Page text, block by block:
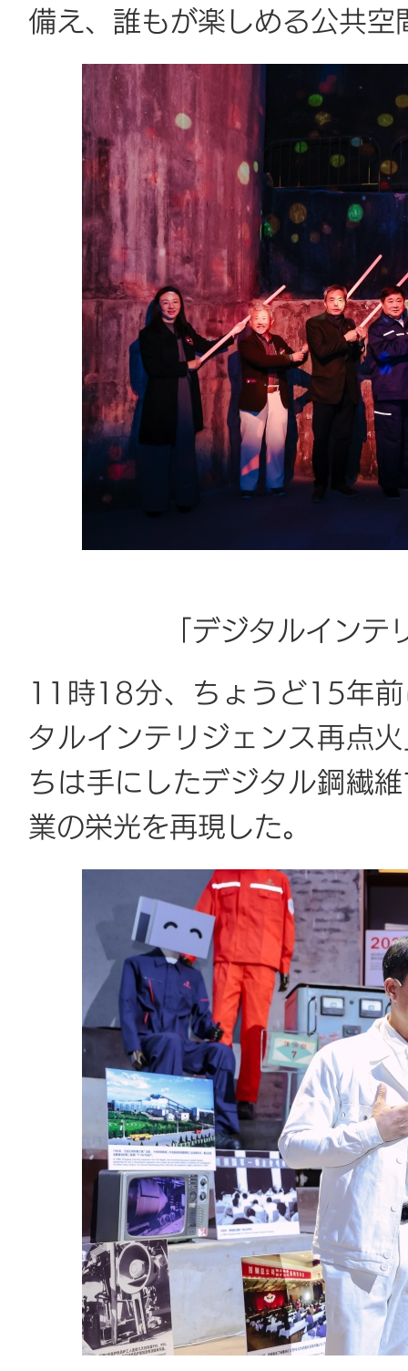
備え、誰もが楽しめる公共
「デジタルイン
11時18分、ちょうど15年
タルインテリジェンス再点
ちは手にしたデジタル鋼繊
業の栄光を再現した。